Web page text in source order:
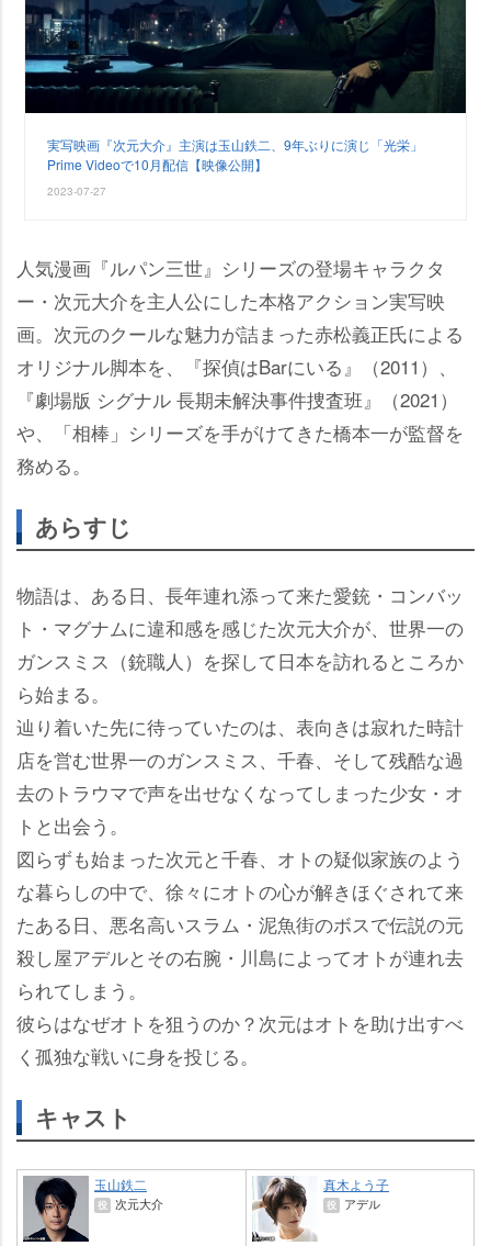
実写映画『次元大介』主演は玉山鉄二、9年ぶりに演じ「光栄」
Prime Videoで10月配信【映像公開】
2023-07-27
人気漫画『ルパン三世』シリーズの登場キャラクタ
ー・次元大介を主人公にした本格アクション実写映
画。次元のクールな魅力が詰まった赤松義正氏による
オリジナル脚本を、『探偵はBarにいる』（2011）、
『劇場版 シグナル 長期未解決事件捜査班』（2021）
、「相棒」シリーズを手がけてきた橋本一が監督を
務める。
あらすじ
物語は、ある日、長年連れ添って来た愛銃・コンバッ
ト・マグナムに違和感を感じた次元大介が、世界一の
ガンスミス（銃職人）を探して日本を訪れるところか
ら始まる。
辿り着いた先に待っていたのは、表向きは寂れた時計
店を営む世界一のガンスミス、千春、そして残酷な過
去のトラウマで声を出せなくなってしまった少女・オ
トと出会う。
図らずも始まった次元と千春、オトの疑似家族のよう
な暮らしの中で、徐々にオトの心が解きほぐされて来
たある日、悪名高いスラム・泥魚街のボスで伝説の元
殺し屋アデルとその右腕・川島によってオトが連れ去
られてしまう。
彼らはなぜオトを狙うのか？次元はオトを助け出すべ
く孤独な戦いに身を投じる。
キャスト
玉山鉄二
役 次元大介
真木よう子
役 アデル